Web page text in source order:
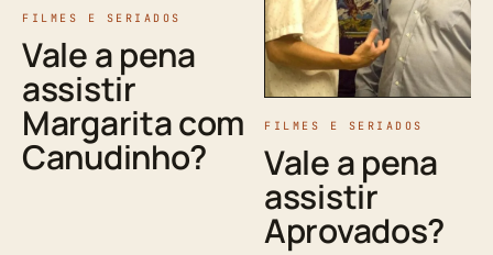
FILMES E SERIADOS
Vale a pena
assistir
Margarita com
Canudinho?
FILMES E SERIADOS
Vale a pena
assistir
Aprovados?